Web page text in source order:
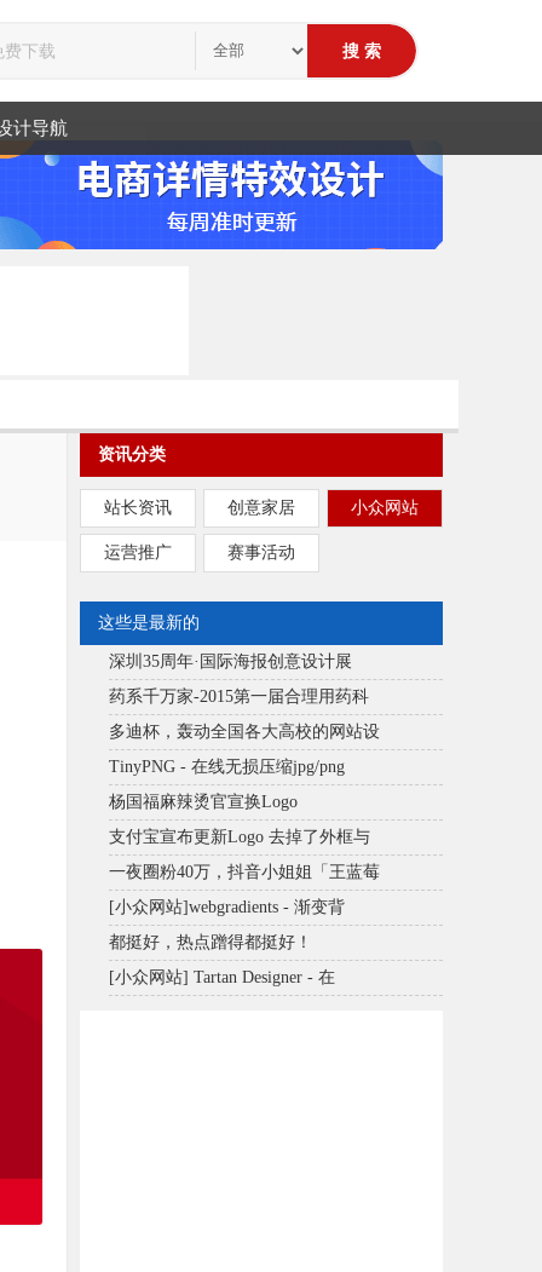
计导航
资讯分类
站长资讯 创意家居 小众网站
运营推广 赛事活动
这些是最新的
深圳35周年·国际海报创意设计展
药系千万家-2015第一届合理用药科
多迪杯，轰动全国各大高校的网站设
TinyPNG - 在线无损压缩jpg/png
杨国福麻辣烫官宣换Logo
支付宝宣布更新Logo 去掉了外框与
一夜圈粉40万，抖音小姐姐「王蓝莓
[小众网站]webgradients - 渐变背
都挺好，热点蹭得都挺好！
[小众网站] Tartan Designer - 在